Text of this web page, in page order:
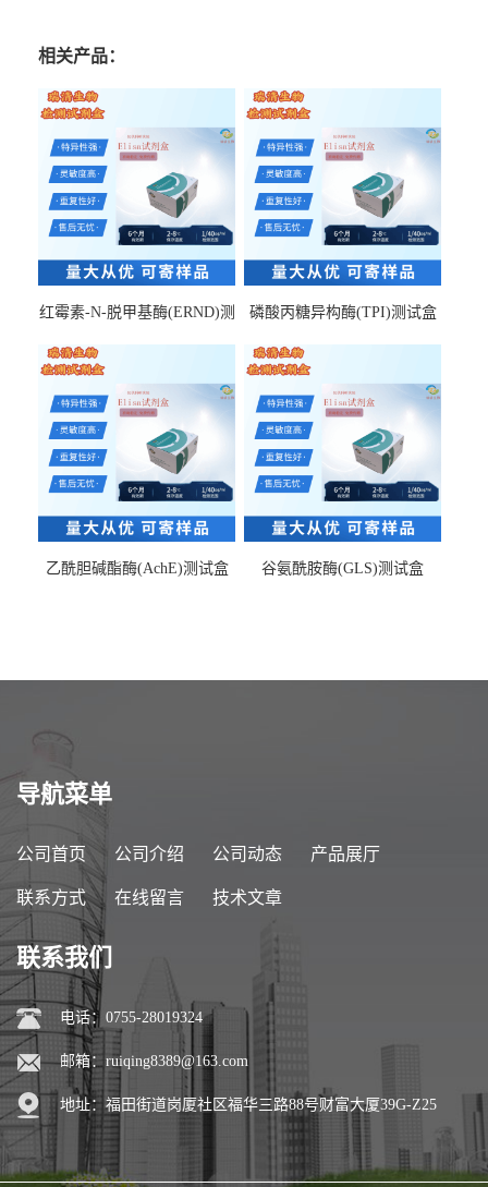
相关产品：
红霉素-N-脱甲基酶(ERND)测
磷酸丙糖异构酶(TPI)测试盒
乙酰胆碱酯酶(AchE)测试盒 谷氨酰胺酶(GLS)测试盒
导航菜单
公司首页 公司介绍 公司动态 产品展厅
联系方式 在线留言 技术文章
联系我们
电话：0755-28019324
邮箱： ruiqing8389@163.com
地址：福田街道岗厦社区福华三路88号财富大厦39G-Z25